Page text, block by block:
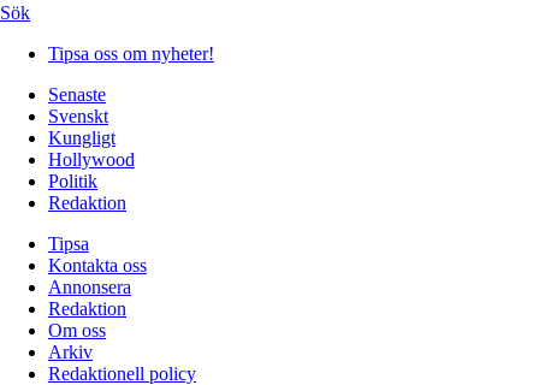
Sök
Tipsa oss om nyheter!
Senaste
Svenskt
Kungligt
Hollywood
Politik
Redaktion
Tipsa
Kontakta oss
Annonsera
Redaktion
Om oss
Arkiv
Redaktionell policy